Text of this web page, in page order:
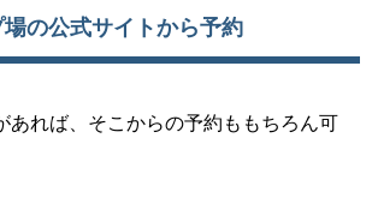
の公式サイトから予約
あれば、そこからの予約ももちろん可